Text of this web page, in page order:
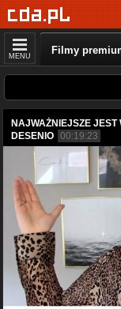
MENU Filmy
NAJWAŻNIEJSZE
DESENIO 00:19:23